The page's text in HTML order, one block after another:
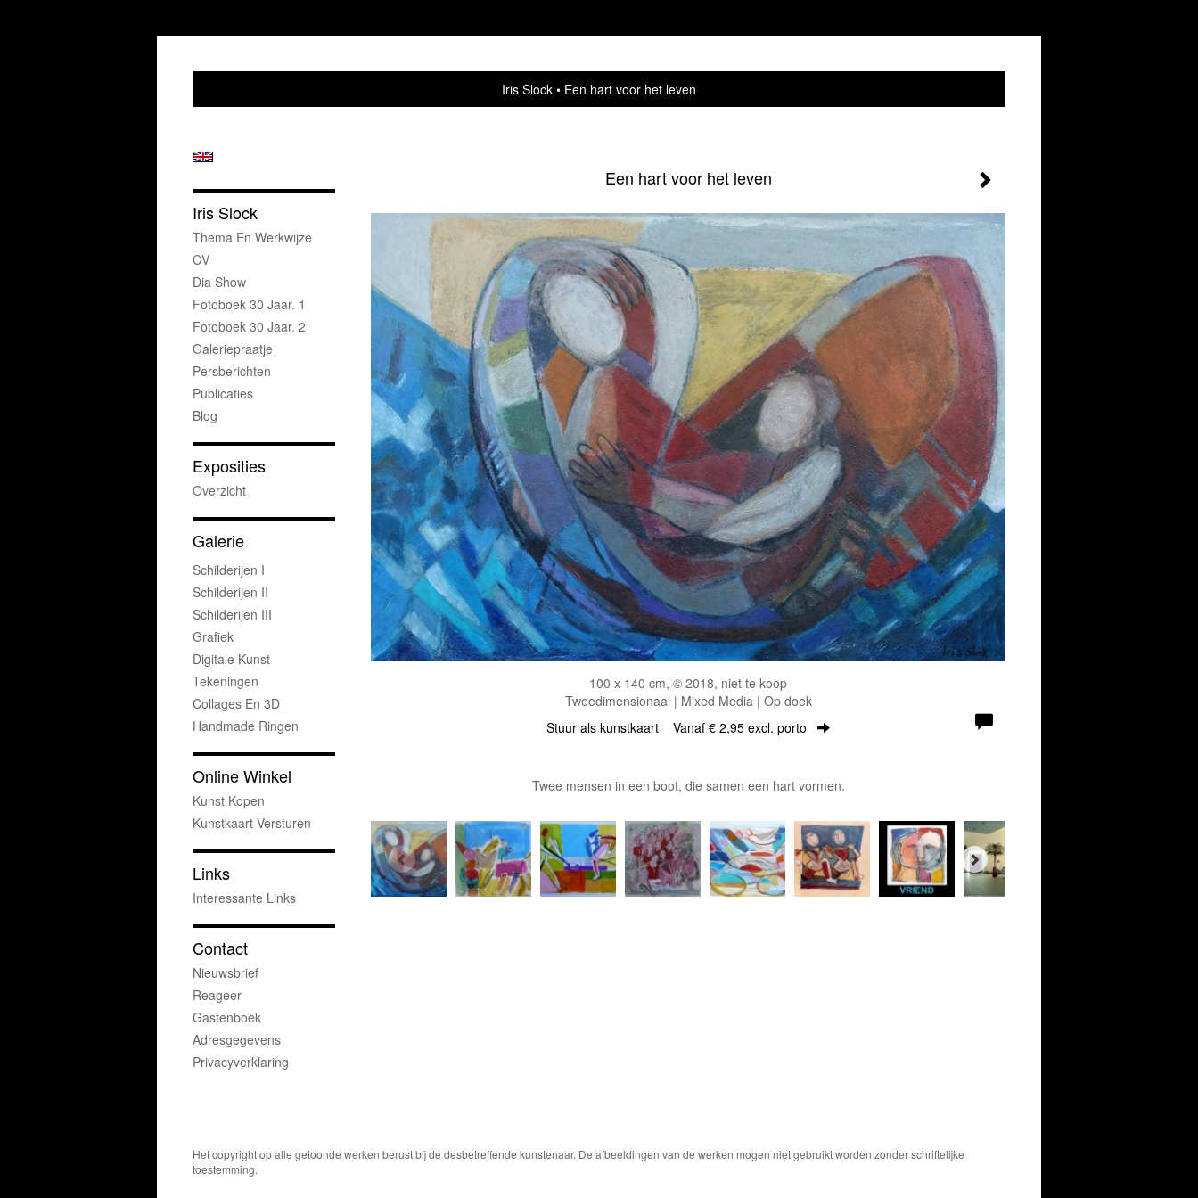
Iris Slock Een hart voor het leven
Een hart voor het leven
100 x 140 cm, © 2018, niet te koop
Tweedimensionaal | Mixed Media | Op doek
Stuur als kunstkaart Vanaf € 2,95 excl. porto
Twee mensen in een boot, die samen een hart vormen.
Iris Slock
Thema En Werkwijze
CV
Dia Show
Fotoboek 30 Jaar. 1
Fotoboek 30 Jaar. 2
Galeriepraatje
Persberichten
Publicaties
Blog
Exposities
Overzicht
Galerie
Schilderijen I
Schilderijen II
Schilderijen III
Grafiek
Digitale Kunst
Tekeningen
Collages En 3D
Handmade Ringen
Online Winkel
Kunst Kopen
Kunstkaart Versturen
Links
Interessante Links
Contact
Nieuwsbrief
Reageer
Gastenboek
Adresgegevens
Privacyverklaring
Het copyright op alle getoonde werken berust bij de desbetreffende kunstenaar. De afbeeldingen van de werken mogen niet gebruikt worden zonder schriftelijke
toestemming.